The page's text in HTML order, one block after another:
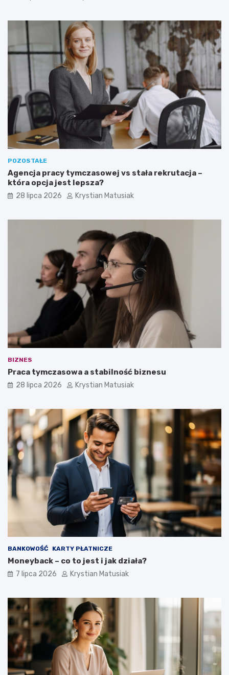
POZOSTAŁE
Agencja pracy tymczasowej vs stała rekrutacja –
która opcja jest lepsza?
28 lipca 2026 Krystian Matusiak
BIZNES
Praca tymczasowa a stabilność biznesu
28 lipca 2026 Krystian Matusiak
BANKOWOŚĆ KARTY PŁATNICZE
Moneyback – co to jest i jak działa?
7 lipca 2026 Krystian Matusiak